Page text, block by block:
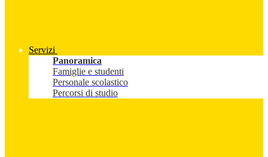
Servizi
Panoramica
Famiglie e studenti
Personale scolastico
Percorsi di studio